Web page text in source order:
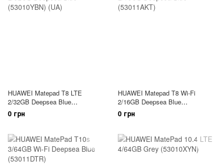
HUAWEI Matepad T8 LTE
2/32GB Deepsea Blue
(53010YBN) (UA)
0 грн
HUAWEI Matepad T8 Wi-Fi
2/16GB Deepsea Blue
(53011AKT)
0 грн